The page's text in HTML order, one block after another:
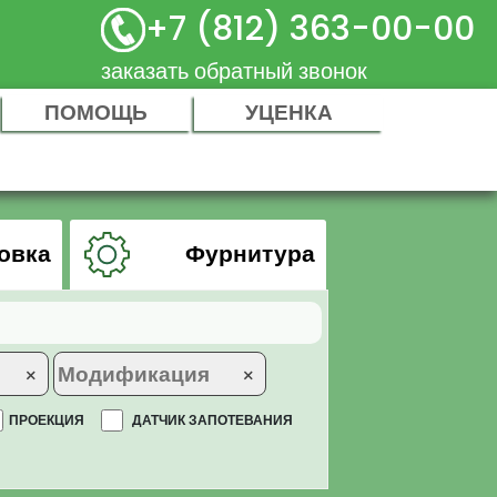
+7 (812) 363-00-00
заказать обратный звонок
ПОМОЩЬ
УЦЕНКА
Фурнитура
× ×
ПРОЕКЦИЯ ДАТЧИК ЗАПОТЕВАНИЯ